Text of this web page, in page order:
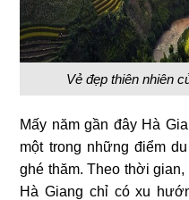
Vẻ đẹp thiên nhiên
Mấy năm gần đây Hà
một trong những điểm
ghé thăm. Theo thời
Hà Giang chỉ có xu